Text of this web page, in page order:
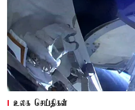
உலக செய்திகள்